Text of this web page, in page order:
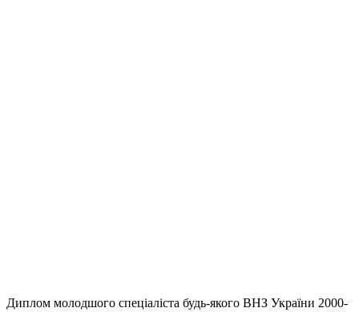
Диплом молодшого спеціаліста будь-якого ВНЗ України 2000-